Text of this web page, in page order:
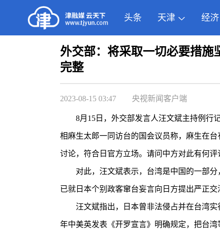
头条 天津 经济
外交部：将采取一切必要措施
完整
2023-08-15 03:47 央视新闻客户端
8月15日，外交部发言人汪文斌主持例行
相麻生太郎一同访台的国会议员称，麻生在
讨论，符合日官方立场。请问中方对此有何评
对此，汪文斌表示，台湾是中国的一部分
已就日本个别政客窜台妄言向日方提出严正交
汪文斌指出，日本曾非法侵占并在台湾实
年中美英发表《开罗宣言》明确规定，把台